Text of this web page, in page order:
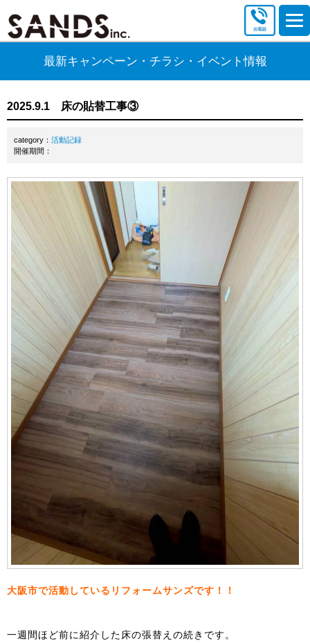
最新キャンペーン・チラシ・イベント情報
2025.9.1 床の貼替工事③
category： 活動記録
開催期間：
大阪市で活動しているリフォームサンズです！！
一週間ほど前に紹介した床の張替えの続きです。